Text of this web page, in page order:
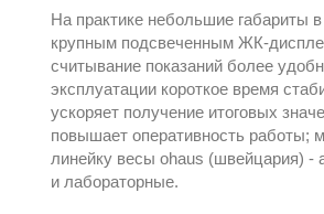
На практике небольшие габариты в
крупным подсвеченным
считывание показаний более
эксплуатации короткое время
ускоряет получение итоговых
повышает оперативность работы;
линейку весы ohaus (швейцария) -
и лабораторные.